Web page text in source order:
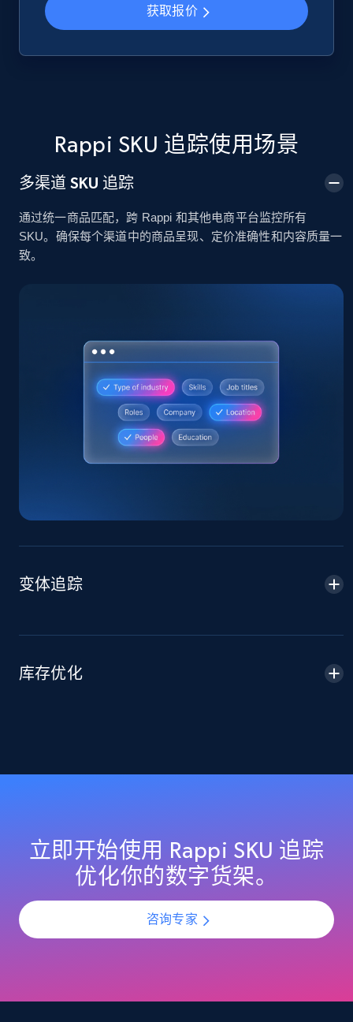
2.4K+ 199+ 立即开始
Google Shopping - collects products from
web using keywords
Rating, Reviews count, Images, Variations, and
2.4K+ 199+ 立即开始
Home Depot US
URL, Domain, Country code, Model number,
Sku, Product id, Product name, Manufacturer,
2.1K+ 353+
and more.
URL, Domain, Country code, Model number,
Sku, Product id, Product name, Manufacturer,
and more.
353+
获取报价
Rappi SKU 追踪使用场景
多渠道 SKU 追踪
通过统一商品匹配，跨 Rappi 和其他电商平台监控所有
SKU。确保每个渠道中的商品呈现、定价准确性和内容质量一
致。
变体追踪
库存优化
立即开始使用 Rappi SKU 追踪
优化你的数字货架。
咨询专家